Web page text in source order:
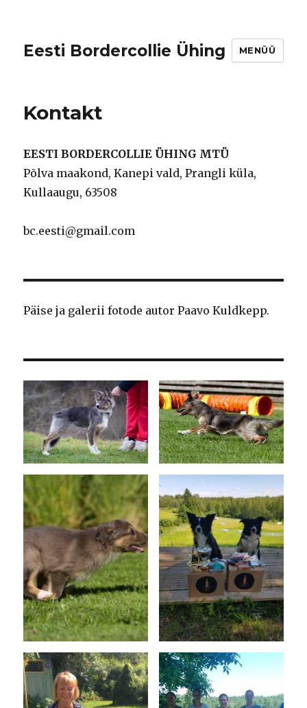
Eesti Bordercollie Ühing MENÜÜ
Kontakt
EESTI BORDERCOLLIE ÜHING MTÜ
Põlva maakond, Kanepi vald, Prangli küla,
Kullaaugu, 63508
bc.eesti@gmail.com
Päise ja galerii fotode autor Paavo Kuldkepp.